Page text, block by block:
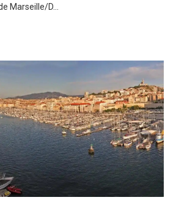
Marseille/D...